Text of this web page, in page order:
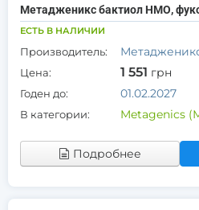
Метадженикс бактиол НМО,
ЕСТЬ В НАЛИЧИИ
Производитель:
Цена: 1 551 грн
Годен до: 01.02.2027
В категории: Metagenics
Подробнее